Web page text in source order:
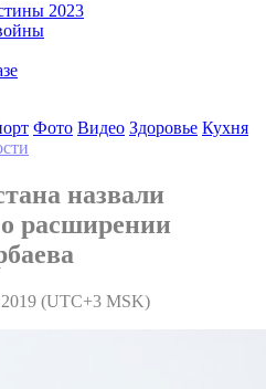
2023
Фото Видео Здоровье Кухня
назвали
расширении
(UTC+3 MSK)